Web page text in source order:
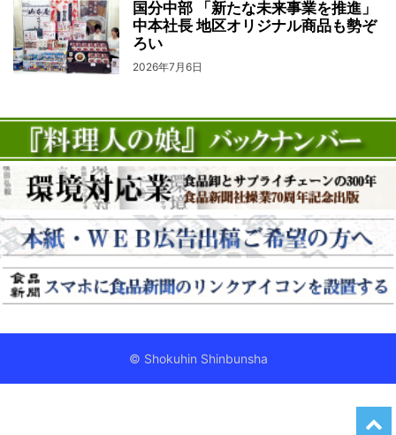
国分中部 「新たな未来事業を推進」
中本社長 地区オリジナル商品も勢ぞ
ろい
2026年7月6日
© Shokuhin Shinbunsha